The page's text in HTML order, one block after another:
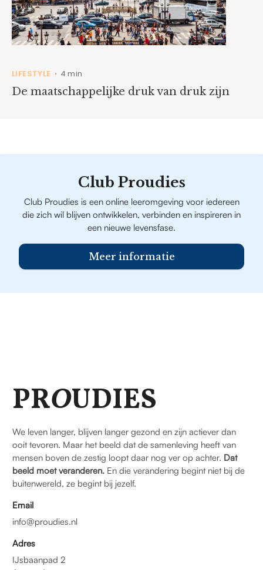
LIFESTYLE • 4 min
De maatschappelijke druk van druk zijn
Club Proudies
Club Proudies is een online leeromgeving voor iedereen
die zich wil blijven ontwikkelen, verbinden en inspireren in
een nieuwe levensfase.
Meer informatie
PROUDIES
We leven langer, blijven langer gezond en zijn actiever dan
ooit tevoren. Maar het beeld dat de samenleving heeft van
mensen boven de zestig loopt daar nog ver op achter. Dat
beeld moet veranderen. En die verandering begint niet bij de
buitenwereld, ze begint bij jezelf.
Email
info@proudies.nl
Adres
IJsbaanpad 2